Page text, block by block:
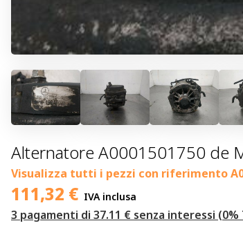
Alternatore A0001501750 de
Visualizza tutti i pezzi con riferimento
111,32 € IVA inclusa
3 pagamenti di 37.11 € senza interessi (0%